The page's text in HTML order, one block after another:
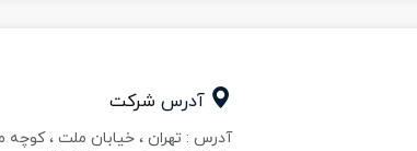
آدرس شرکت
آدرس : تهران ، خیابان ملت ، کوچه